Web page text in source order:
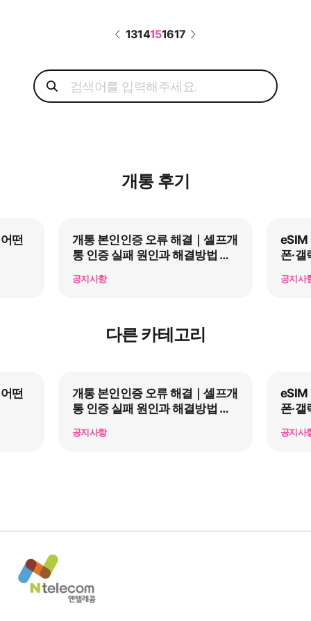
1314151617
개통 후기
떤
개통 본인인증 오류 해결｜셀프개
통 인증 실패 원인과 해결방법 총
공지사항
eSIM
폰·
공지사
다른 카테고리
떤
개통 본인인증 오류 해결｜셀프개
통 인증 실패 원인과 해결방법 총
공지사항
eSIM
폰·
공지사